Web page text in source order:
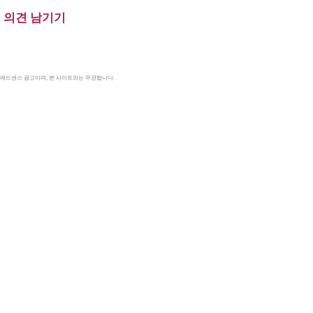
의견 남기기
드센스 광고이며, 본 사이트와는 무관합니다.